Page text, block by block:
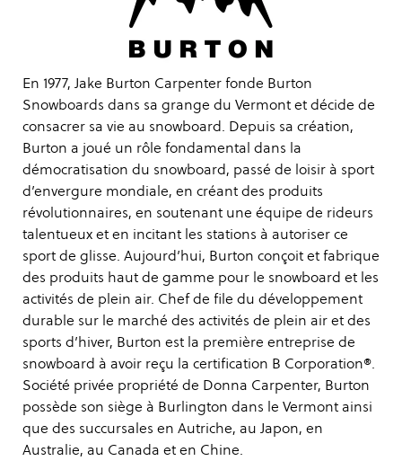
En 1977, Jake Burton Carpenter fonde Burton
Snowboards dans sa grange du Vermont et décide de
consacrer sa vie au snowboard. Depuis sa création,
Burton a joué un rôle fondamental dans la
démocratisation du snowboard, passé de loisir à sport
d’envergure mondiale, en créant des produits
révolutionnaires, en soutenant une équipe de rideurs
talentueux et en incitant les stations à autoriser ce
sport de glisse. Aujourd’hui, Burton conçoit et fabrique
des produits haut de gamme pour le snowboard et les
activités de plein air. Chef de file du développement
durable sur le marché des activités de plein air et des
sports d’hiver, Burton est la première entreprise de
snowboard à avoir reçu la certification B Corporation®.
Société privée propriété de Donna Carpenter, Burton
possède son siège à Burlington dans le Vermont ainsi
que des succursales en Autriche, au Japon, en
Australie, au Canada et en Chine.